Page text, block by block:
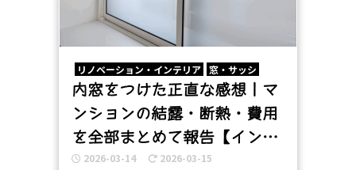
リノベーション・インテリア 窓・サッシ
内窓をつけた正直な感想｜マ
ンションの結露・断熱・費用
を全部まとめて報告【インプ
ラス スペーシアクール】
2026-03-14 2026-03-15